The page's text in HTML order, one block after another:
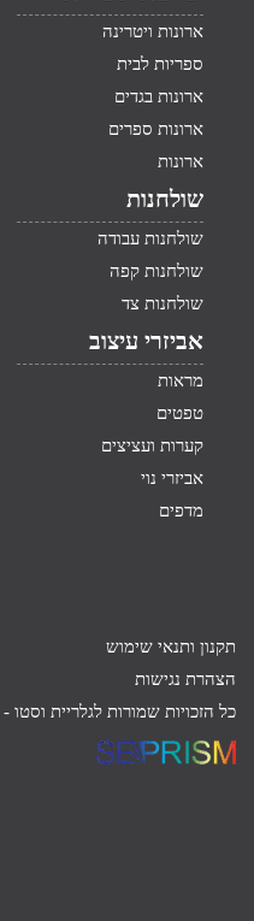
ארונות ויטרינה
ספריות לבית
ארונות בגדים
ארונות ספרים
ארונות
שולחנות
שולחנות עבודה
שולחנות קפה
שולחנות צד
אביזרי עיצוב
מראות
טפטים
קערות ועציצים
אביזרי נוי
מדפים
תקנון ותנאי שימוש
הצהרת נגישות
כל הזכויות שמורות לגלריית וסטו -